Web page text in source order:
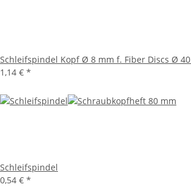
Schleifspindel Kopf Ø 8 mm f. Fiber Discs Ø
1,14 € *
Schleifspindel
0,54 € *